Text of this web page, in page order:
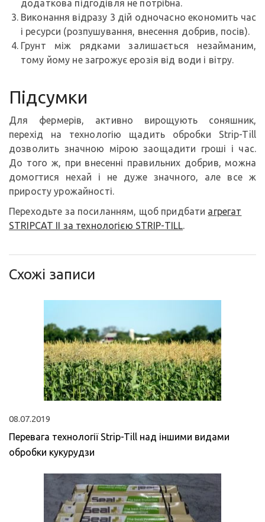
додаткова підгодівля не потрібна.
Виконання відразу 3 дій одночасно економить час
і ресурси (розпушування, внесення добрив, посів).
Грунт між рядками залишається незайманим,
тому йому не загрожує ерозія від води і вітру.
Підсумки
Для фермерів, активно вирощують соняшник,
перехід на технологію щадить обробки Strip-Till
дозволить значною мірою заощадити гроші і час.
До того ж, при внесенні правильних добрив, можна
домогтися нехай і не дуже значного, але все ж
приросту урожайності.
Переходьте за посиланням, щоб придбати агрегат
STRIPCAT II за технологією STRIP-TILL.
Схожі записи
08.07.2019
Перевага технології Strip-Till над іншими видами
обробки кукурудзи